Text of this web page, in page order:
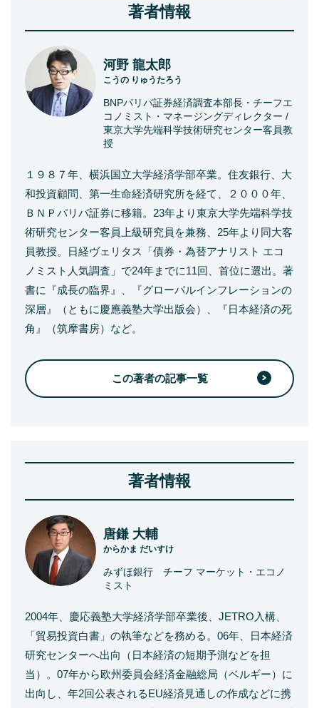
著者情報
河野 龍太郎
こうの りゅうたろう
BNPパリバ証券経済調査本部長・チーフエ
コノミスト・マネージングディレクター /
東京大学先端科学技術研究センター客員教
授
１９８７年、横浜国立大学経済学部卒業。住友銀行、大
和投資顧問、第一生命経済研究所を経て、２０００年、
ＢＮＰパリバ証券に移籍。23年より東京大学先端科学技
術研究センター客員上級研究員を兼務、25年より同大客
員教授。日経ヴェリタス「債券・為替アナリスト エコ
ノミスト人気調査」で24年までに11回、首位に選出。著
書に『成長の臨界』、『グローバルインフレーションの
深層』（ともに慶應義塾大学出版会）、『日本経済の死
角』（筑摩書房）など。
この著者の記事一覧
著者情報
唐鎌 大輔
からかま だいすけ
みずほ銀行 チーフ マーケット・エコノ
ミスト
2004年、慶応義塾大学経済学部卒業後、JETRO入構、
「貿易投資白書」の執筆などを務める。06年、日本経済
研究センターへ出向（日本経済の短期予測などを担
当）。07年から欧州委員会経済金融総局（ベルギー）に
出向し、年2回公表されるEU経済見通しの作成などに携